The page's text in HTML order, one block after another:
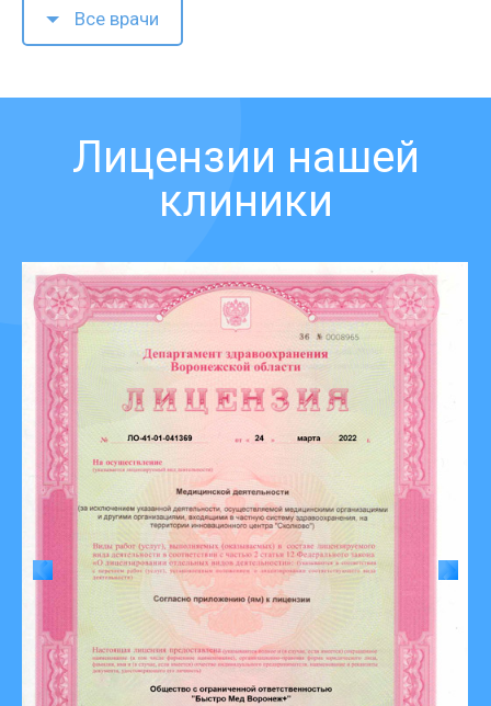
Все врачи
Лицензии нашей
клиники